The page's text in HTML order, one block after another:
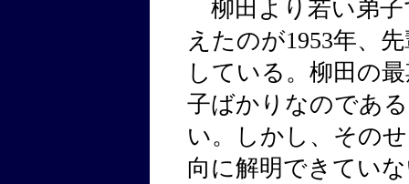
柳田より若い弟子
えたのが1953年、
している。柳田の
子ばかりなのであ
い。しかし、その
向に解明できてい